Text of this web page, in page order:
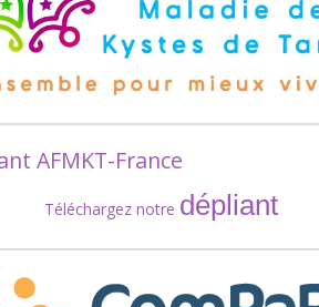
AFMKT-France
Téléchargez notre dépliant